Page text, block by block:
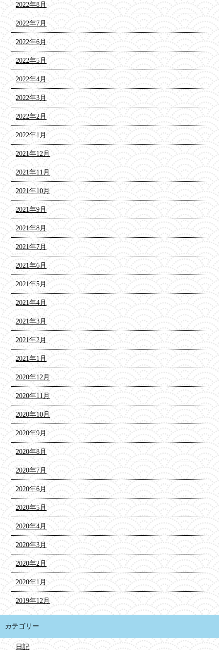
2022年8月
2022年7月
2022年6月
2022年5月
2022年4月
2022年3月
2022年2月
2022年1月
2021年12月
2021年11月
2021年10月
2021年9月
2021年8月
2021年7月
2021年6月
2021年5月
2021年4月
2021年3月
2021年2月
2021年1月
2020年12月
2020年11月
2020年10月
2020年9月
2020年8月
2020年7月
2020年6月
2020年5月
2020年4月
2020年3月
2020年2月
2020年1月
2019年12月
カテゴリー
日記